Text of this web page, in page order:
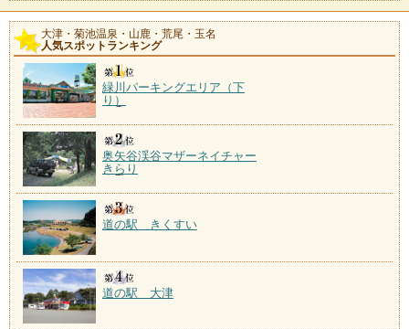
大津・菊池温泉・山鹿・荒尾・玉名
人気スポットランキング
緑川パーキングエリア（下
り）
奥矢谷渓谷マザーネイチャー
きらり
道の駅 きくすい
道の駅 大津